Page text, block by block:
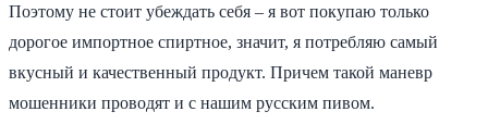
Поэтому не стоит убеждать себя – я вот покупаю только
дорогое импортное спиртное, значит, я потребляю самый
вкусный и качественный продукт. Причем такой маневр
мошенники проводят и с нашим русским пивом.